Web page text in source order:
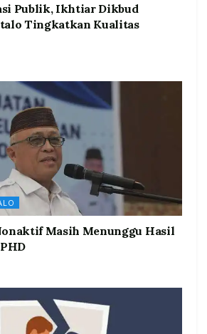
Publik, Ikhtiar Dikbud
Tingkatkan Kualitas
Masih Menunggu Hasil